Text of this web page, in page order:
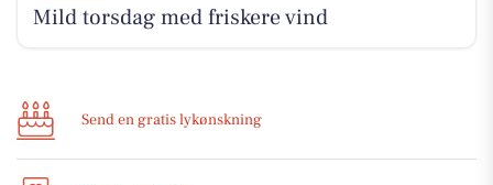
Mild torsdag med friskere vind
Send en gratis lykønskning